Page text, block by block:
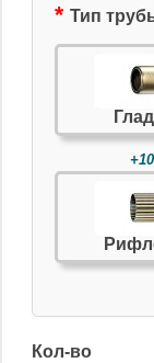
Тип
Кол-во